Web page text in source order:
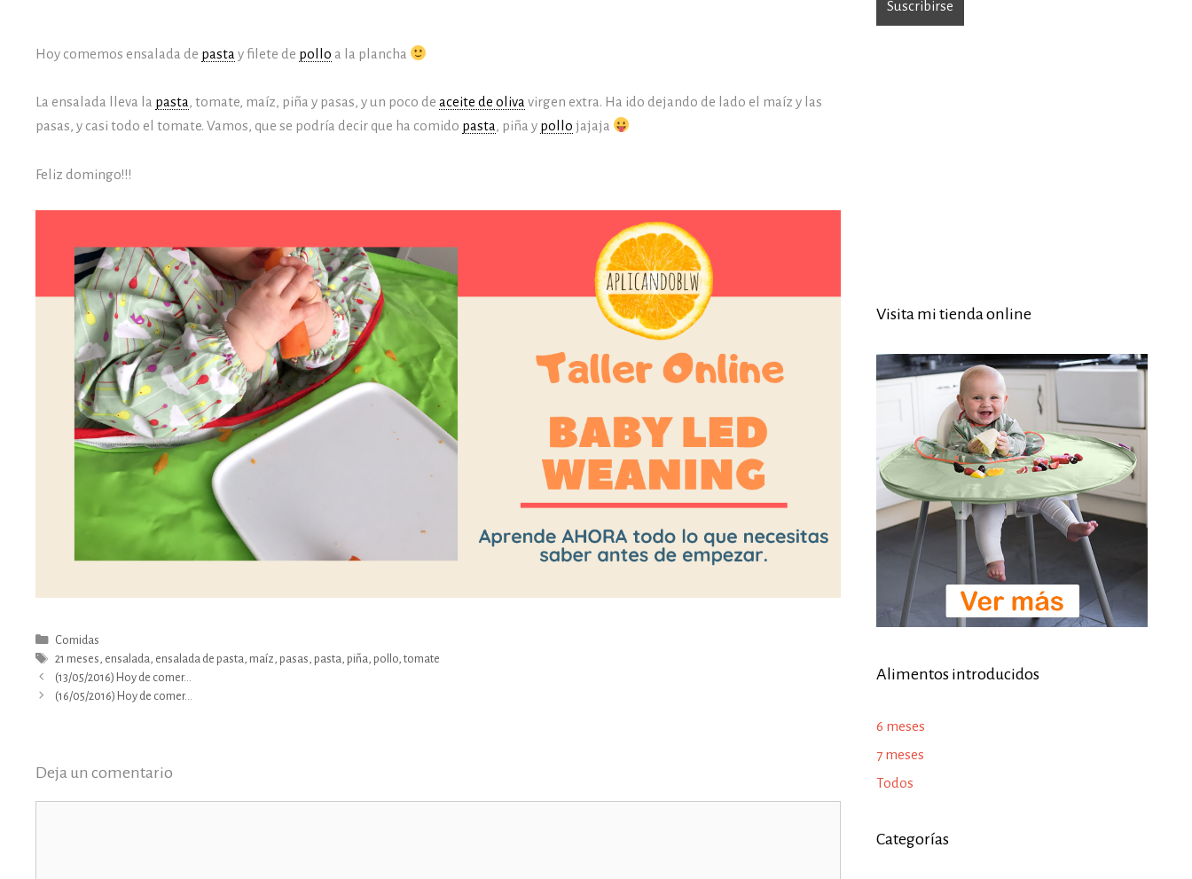
Hoy comemos ensalada de pasta y filete de pollo a la plancha
La ensalada lleva la pasta, tomate, maíz, piña y pasas, y un poco de aceite de oliva virgen extra. Ha ido dejando de lado el maíz y las
pasas, y casi todo el tomate. Vamos, que se podría decir que ha comido pasta, piña y pollo jajaja
Feliz domingo!!!
Categorías
Comidas
Etiquetas
21 meses ensalada ensalada de pasta maíz pasas pasta piña pollo, tomate
(13/05/2016) Hoy de comer…
(16/05/2016) Hoy de comer…
Deja un comentario
Visita mi tienda online
Alimentos introducidos
6 meses
7 meses
Todos
Categorías